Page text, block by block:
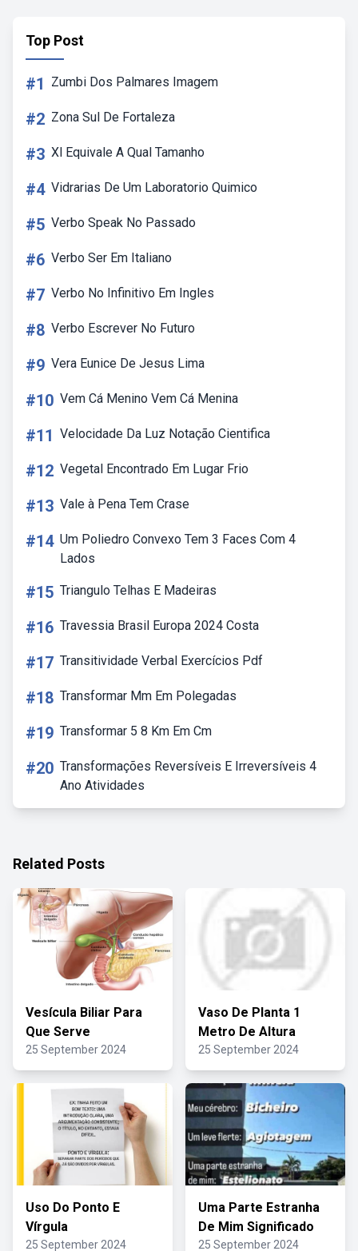
Top Post
#1 Zumbi Dos Palmares Imagem
#2 Zona Sul De Fortaleza
#3 Xl Equivale A Qual Tamanho
#4 Vidrarias De Um Laboratorio Quimico
#5 Verbo Speak No Passado
#6 Verbo Ser Em Italiano
#7 Verbo No Infinitivo Em Ingles
#8 Verbo Escrever No Futuro
#9 Vera Eunice De Jesus Lima
#10 Vem Cá Menino Vem Cá Menina
#11 Velocidade Da Luz Notação Cientifica
#12 Vegetal Encontrado Em Lugar Frio
#13 Vale à Pena Tem Crase
#14 Um Poliedro Convexo Tem 3 Faces Com 4
Lados
#15 Triangulo Telhas E Madeiras
#16 Travessia Brasil Europa 2024 Costa
#17 Transitividade Verbal Exercícios Pdf
#18 Transformar Mm Em Polegadas
#19 Transformar 5 8 Km Em Cm
#20 Transformações Reversíveis E Irreversíveis 4
Ano Atividades
Related Posts
Vesícula Biliar Para
Que Serve
25 September 2024
Vaso De Planta 1
Metro De Altura
25 September 2024
Uso Do Ponto E
Vírgula
25 September 2024
Uma Parte Estranha
De Mim Significado
25 September 2024